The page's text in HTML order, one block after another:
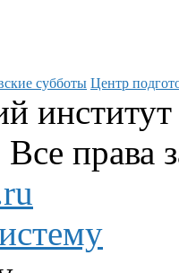
субботы Центр
Все